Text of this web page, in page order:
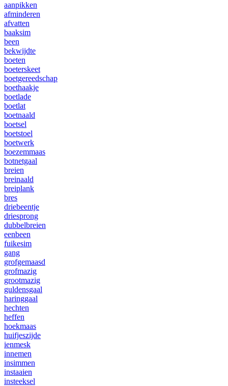
aanpikken
afminderen
afvatten
baaksim
been
bekwijdte
boeten
boeterskeet
boetgereedschap
boethaakje
boetlade
boetlat
boetnaald
boetsel
boetstoel
boetwerk
boezemmaas
botnetgaal
breien
breinaald
breiplank
bres
driebeentje
driesprong
dubbelbreien
eenbeen
fuikesim
gang
grofgemaasd
grofmazig
grootmazig
guldensgaal
haringgaal
hechten
heffen
hoekmaas
huifjeszijde
ienmesk
innemen
insimmen
instaaien
insteeksel